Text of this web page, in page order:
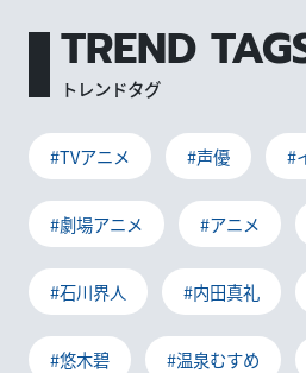
TREND
トレンドタグ
#TVアニメ #声優 #
#劇場アニメ #アニメ
#石川界人 #内田真礼
#悠木碧 #温泉むすめ